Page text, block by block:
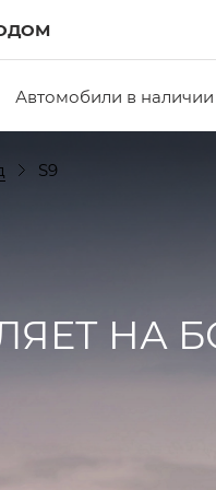
Автомобили в наличии
S9
НА